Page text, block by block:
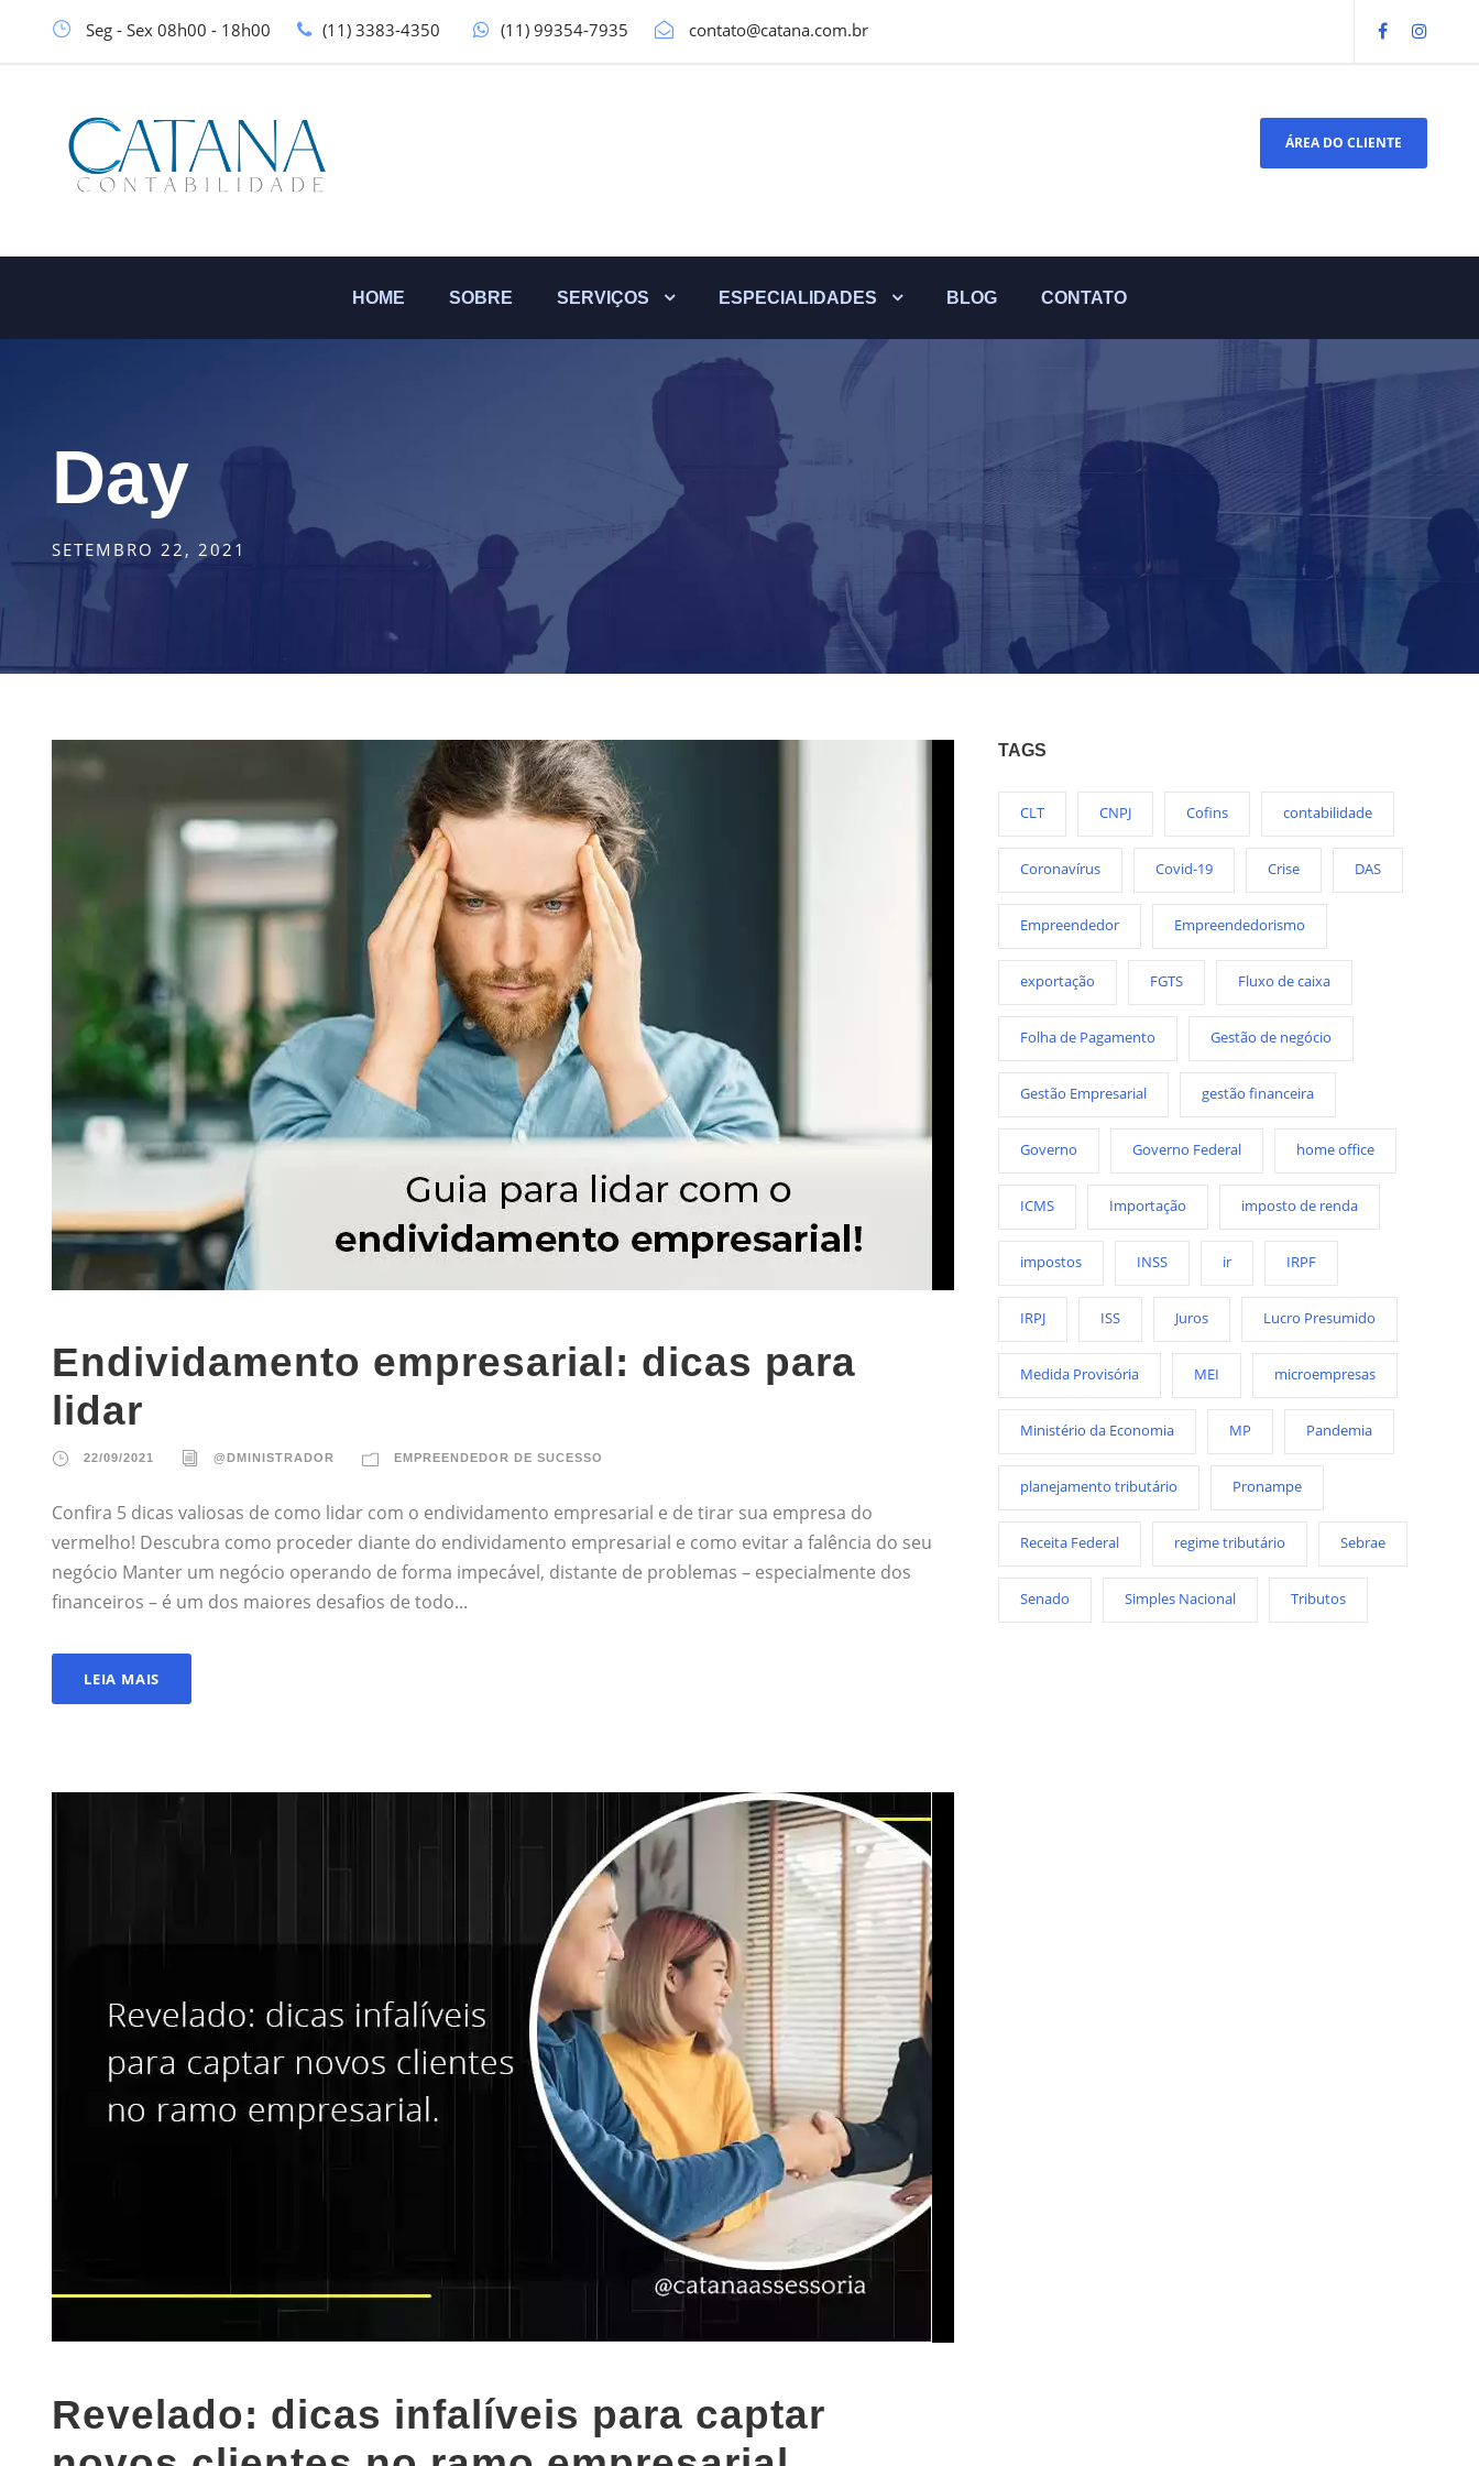
Seg - Sex 08h00 - 18h00 (11) 3383-4350 (11) 99354-7935 contato@catana.com.br
ÁREA DO CLIENTE
HOME SOBRE SERVIÇOS ESPECIALIDADES BLOG CONTATO
Day
SETEMBRO 22, 2021
Endividamento empresarial: dicas para
lidar
22/09/2021 @DMINISTRADOR EMPREENDEDOR DE SUCESSO
Confira 5 dicas valiosas de como lidar com o endividamento empresarial e de tirar sua empresa do
vermelho! Descubra como proceder diante do endividamento empresarial e como evitar a falência do seu
negócio Manter um negócio operando de forma impecável, distante de problemas – especialmente dos
financeiros – é um dos maiores desafios de todo...
LEIA MAIS
Revelado: dicas infalíveis para captar
TAGS
CLT CNPJ Cofins contabilidade
Coronavírus Covid-19 Crise DAS
Empreendedor Empreendedorismo
exportação FGTS Fluxo de caixa
Folha de Pagamento Gestão de negócio
Gestão Empresarial gestão financeira
Governo Governo Federal home office
ICMS Importação imposto de renda
impostos INSS ir IRPF
IRPJ ISS Juros Lucro Presumido
Medida Provisória MEI microempresas
Ministério da Economia MP Pandemia
planejamento tributário Pronampe
Receita Federal regime tributário Sebrae
Senado Simples Nacional Tributos